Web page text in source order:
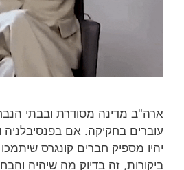
ארה"ב מדינה מסודרת ובבתי
עוברים בחקיקה. אם בפנסיבלניה
יהיו מספיק חברים קונגרס
ביקורות, זה בדיוק מה שיהיה